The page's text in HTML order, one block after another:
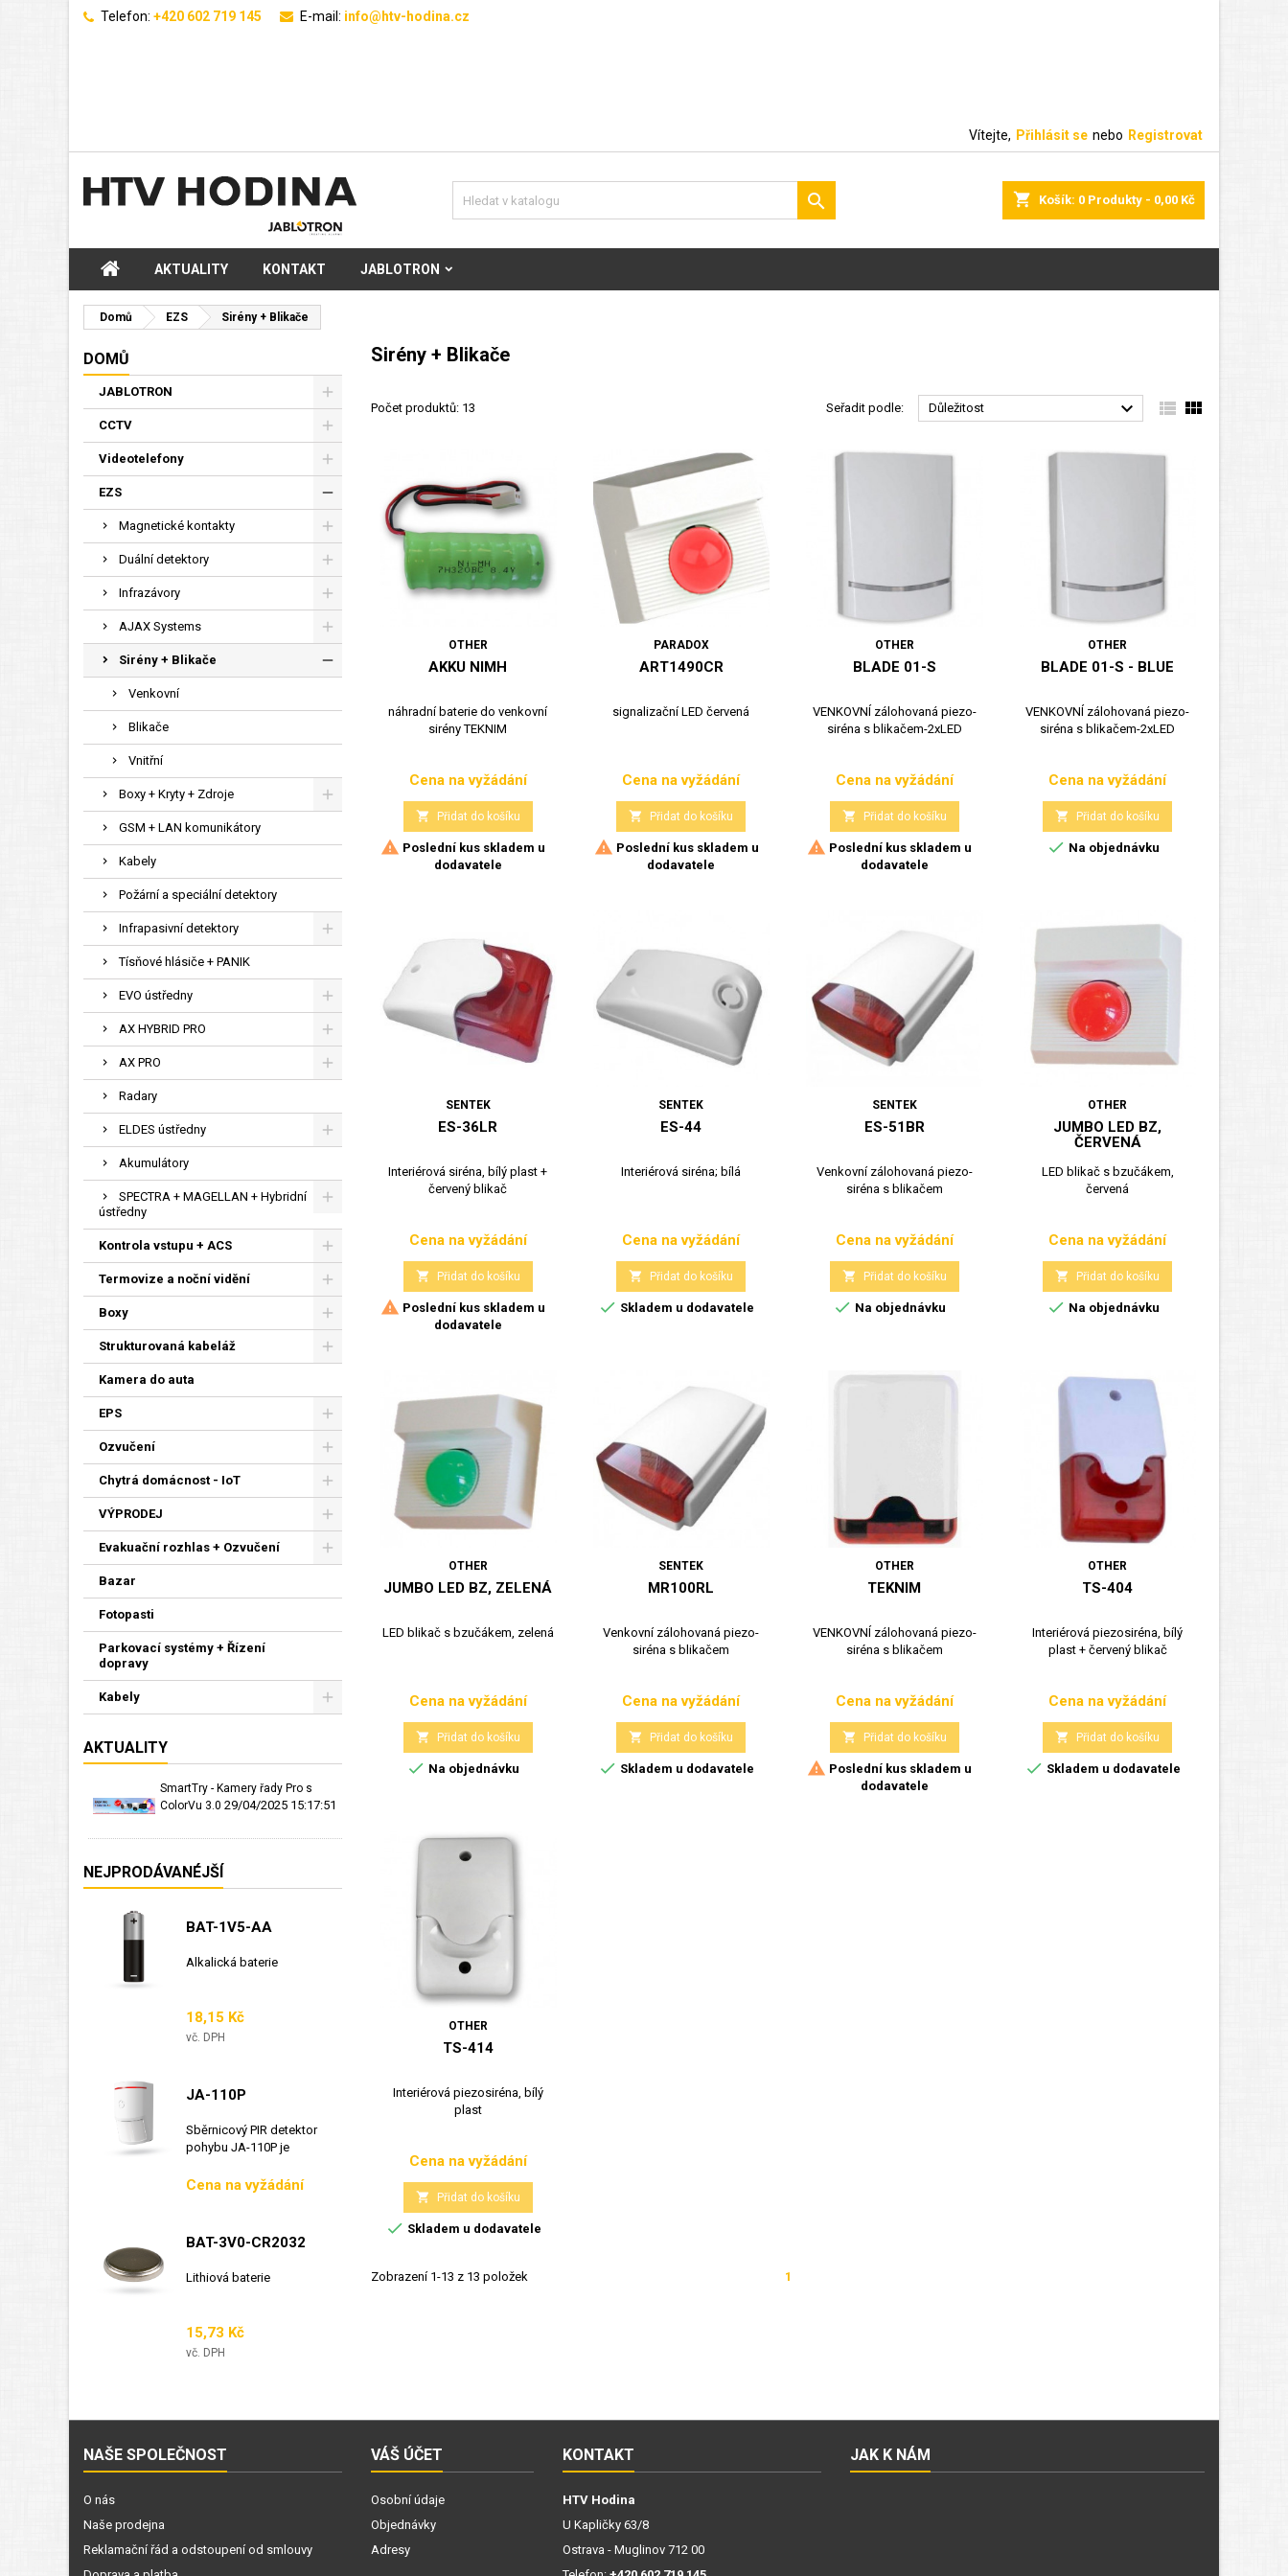
Telefon: +420 602 719 145 E-mail: info@htv-hodina.cz
Vítejte, Přihlásit se nebo Registrovat
shopping_cart Košík: 0 Produkty - 0,00 Kč

AKTUALITY KONTAKT JABLOTRON
Domů EZS Sirény + Blikače
DOMŮ
JABLOTRON
CCTV
Videotelefony
EZS
Magnetické kontakty
Duální detektory
Infrazávory
AJAX Systems
Sirény + Blikače
Venkovní
Blikače
Vnitřní
Boxy + Kryty + Zdroje
GSM + LAN komunikátory
Kabely
Požární a speciální detektory
Infrapasivní detektory
Tísňové hlásiče + PANIK
EVO ústředny
AX HYBRID PRO
AX PRO
Radary
ELDES ústředny
Akumulátory
SPECTRA + MAGELLAN + Hybridní
ústředny
Kontrola vstupu + ACS
Termovize a noční vidění
Boxy
Strukturovaná kabeláž
Kamera do auta
EPS
Ozvučení
Chytrá domácnost - IoT
VÝPRODEJ
Evakuační rozhlas + Ozvučení
Bazar
Fotopasti
Parkovací systémy + Řízení
dopravy
Kabely
AKTUALITY
SmartTry - Kamery řady Pro s
ColorVu 3.0 29/04/2025 15:17:51
NEJPRODÁVANÉJŠÍ
BAT-1V5-AA
Alkalická baterie
Cena
18,15 Kč
vč. DPH
JA-110P
Sběrnicový PIR detektor
pohybu JA-110P je
Cena
Cena na vyžádání
BAT-3V0-CR2032
Lithiová baterie
Cena
15,73 Kč
vč. DPH
Sirény + Blikače
Počet produktů: 13 Seřadit podle: Důležitost   
OTHER
AKKU NIMH
náhradní baterie do venkovní
sirény TEKNIM
Cena
Cena na vyžádání
 Přidat do košíku
 Poslední kus skladem u
dodavatele
PARADOX
ART1490CR
signalizační LED červená
Cena
Cena na vyžádání
 Přidat do košíku
 Poslední kus skladem u
dodavatele
OTHER
BLADE 01-S
VENKOVNÍ zálohovaná piezo-
siréna s blikačem-2xLED
Cena
Cena na vyžádání
 Přidat do košíku
 Poslední kus skladem u
dodavatele
OTHER
BLADE 01-S - BLUE
VENKOVNÍ zálohovaná piezo-
siréna s blikačem-2xLED
Cena
Cena na vyžádání
 Přidat do košíku
 Na objednávku
SENTEK
ES-36LR
Interiérová siréna, bílý plast +
červený blikač
Cena
Cena na vyžádání
 Přidat do košíku
 Poslední kus skladem u
dodavatele
SENTEK
ES-44
Interiérová siréna; bílá
Cena
Cena na vyžádání
 Přidat do košíku
 Skladem u dodavatele
SENTEK
ES-51BR
Venkovní zálohovaná piezo-
siréna s blikačem
Cena
Cena na vyžádání
 Přidat do košíku
 Na objednávku
OTHER
JUMBO LED BZ,
ČERVENÁ
LED blikač s bzučákem,
červená
Cena
Cena na vyžádání
 Přidat do košíku
 Na objednávku
OTHER
JUMBO LED BZ, ZELENÁ
LED blikač s bzučákem, zelená
Cena
Cena na vyžádání
 Přidat do košíku
 Na objednávku
SENTEK
MR100RL
Venkovní zálohovaná piezo-
siréna s blikačem
Cena
Cena na vyžádání
 Přidat do košíku
 Skladem u dodavatele
OTHER
TEKNIM
VENKOVNÍ zálohovaná piezo-
siréna s blikačem
Cena
Cena na vyžádání
 Přidat do košíku
 Poslední kus skladem u
dodavatele
OTHER
TS-404
Interiérová piezosiréna, bílý
plast + červený blikač
Cena
Cena na vyžádání
 Přidat do košíku
 Skladem u dodavatele
OTHER
TS-414
Interiérová piezosiréna, bílý
plast
Cena
Cena na vyžádání
 Přidat do košíku
 Skladem u dodavatele
Zobrazení 1-13 z 13 položek 1
NAŠE SPOLEČNOST
O nás
Naše prodejna
Reklamační řád a odstoupení od smlouvy
VÁŠ ÚČET
Osobní údaje
Objednávky
Adresy
KONTAKT
HTV Hodina
U Kapličky 63/8
Ostrava - Muglinov 712 00
JAK K NÁM